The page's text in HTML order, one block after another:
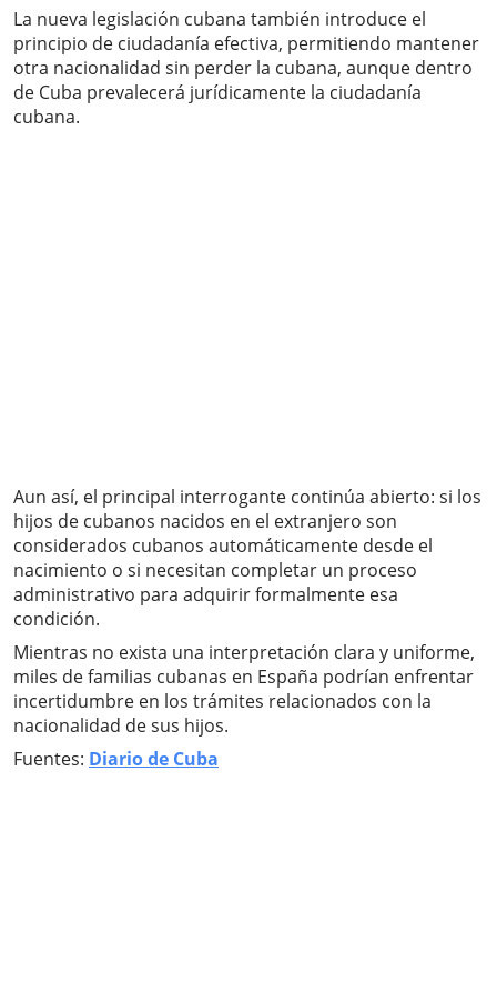
La nueva legislación cubana también introduce el
principio de ciudadanía efectiva, permitiendo mantener
otra nacionalidad sin perder la cubana, aunque dentro
de Cuba prevalecerá jurídicamente la ciudadanía
cubana.
Aun así, el principal interrogante continúa abierto: si los
hijos de cubanos nacidos en el extranjero son
considerados cubanos automáticamente desde el
nacimiento o si necesitan completar un proceso
administrativo para adquirir formalmente esa
condición.
Mientras no exista una interpretación clara y uniforme,
miles de familias cubanas en España podrían enfrentar
incertidumbre en los trámites relacionados con la
nacionalidad de sus hijos.
Fuentes: Diario de Cuba